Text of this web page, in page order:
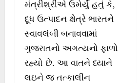
મંત્રીશ્રીએ ઉમેર્યું હતું કે,
દૂધ ઉત્પાદન ક્ષેત્રે ભારતને
સ્વાવલંબી બનાવવામાં
ગુજરાતનો અગત્યનો ફાળો
રહ્યો છે. આ વાતને ધ્યાને
લઇને જ તત્કાલીન